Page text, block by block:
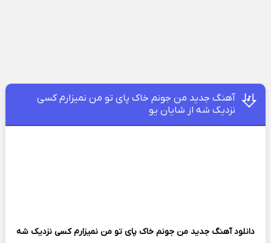
آهنگ جدید من جونم خاک پای تو من نمیزارم کسی
نزدیک شه از شایان یو
دانلود آهنگ جدید من جونم خاک پای تو من نمیزارم کسی نزدیک شه